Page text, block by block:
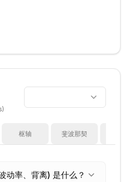
枢轴 斐波那契
动率、背离) 是什么？